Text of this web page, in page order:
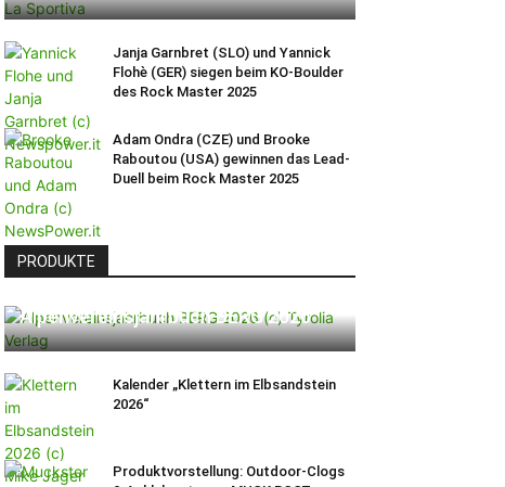
Janja Garnbret (SLO) und Yannick
Flohè (GER) siegen beim KO-Boulder
des Rock Master 2025
Adam Ondra (CZE) und Brooke
Raboutou (USA) gewinnen das Lead-
Duell beim Rock Master 2025
PRODUKTE
Alpenvereinsjahrbuch BERG 2026
Kalender „Klettern im Elbsandstein
2026“
Produktvorstellung: Outdoor-Clogs